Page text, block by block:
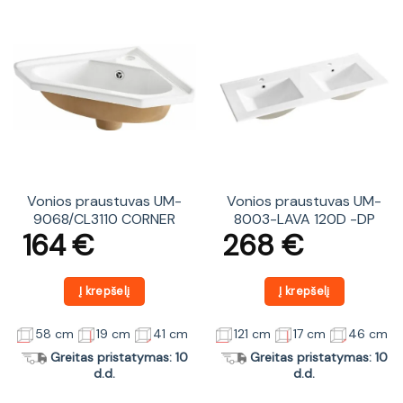
Vonios praustuvas UM-
9068/CL3110 CORNER
164€
Į krepšelį
58 cm 19 cm
41 cm
Greitas pristatymas: 10
d.d.
Vonios praustuvas UM-
8003-LAVA 120D -DP
268 €
Į krepšelį
121 cm 17 cm
46 cm
Greitas pristatymas: 10
d.d.